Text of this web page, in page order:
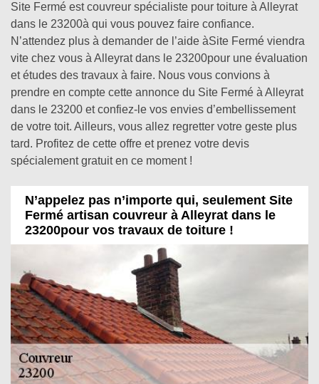
Site Fermé est couvreur spécialiste pour toiture à Alleyrat
dans le 23200à qui vous pouvez faire confiance.
N’attendez plus à demander de l’aide àSite Fermé viendra
vite chez vous à Alleyrat dans le 23200pour une évaluation
et études des travaux à faire. Nous vous convions à
prendre en compte cette annonce du Site Fermé à Alleyrat
dans le 23200 et confiez-le vos envies d’embellissement
de votre toit. Ailleurs, vous allez regretter votre geste plus
tard. Profitez de cette offre et prenez votre devis
spécialement gratuit en ce moment !
N’appelez pas n’importe qui, seulement Site
Fermé artisan couvreur à Alleyrat dans le
23200pour vos travaux de toiture !